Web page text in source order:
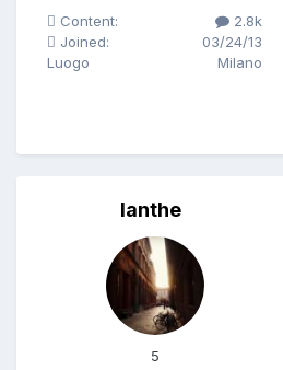
Content:
2.8k
Joined:
03/24/13
Luogo
Milano
Ianthe
5